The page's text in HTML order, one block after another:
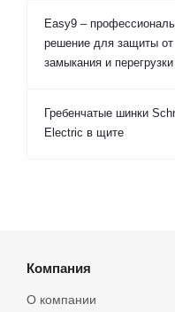
Easy9 –
решение для защиты от
замыкания и перегрузки
Гребенчатые шинки
Electric в щите
Компания
О компании